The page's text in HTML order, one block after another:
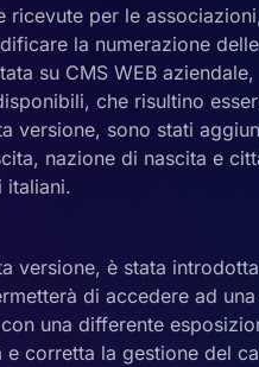
ricevute per le
la numerazione
su CMS WEB
che risultino
versione, sono stati
nazione di nascita e
italiani.
versione, è stata
di accedere ad
una differente
e corretta la gestione del